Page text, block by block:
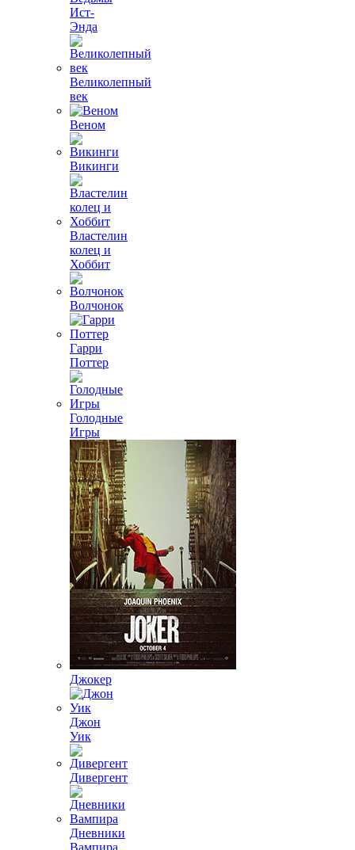
Ист-
Энда
Великолепный
век
Веном
Викинги
Властелин
колец и
Хоббит
Волчонок
Гарри
Поттер
Голодные
Игры
Джокер
Джон
Уик
Дивергент
Дневники
Вампира